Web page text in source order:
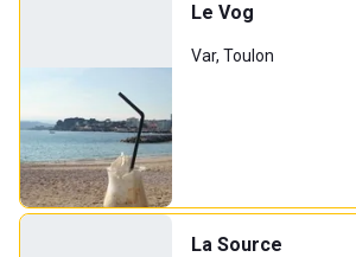
Le Vog
Var, Toulon
La Source